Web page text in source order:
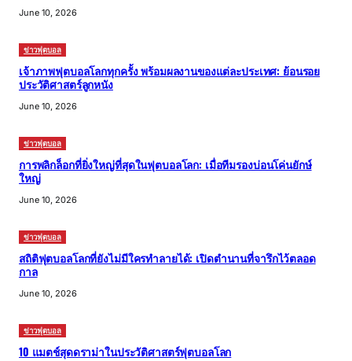
June 10, 2026
ข่าวฟุตบอล
เจ้าภาพฟุตบอลโลกทุกครั้ง พร้อมผลงานของแต่ละประเทศ: ย้อนรอย
ประวัติศาสตร์ลูกหนัง
June 10, 2026
ข่าวฟุตบอล
การพลิกล็อกที่ยิ่งใหญ่ที่สุดในฟุตบอลโลก: เมื่อทีมรองบ่อนโค่นยักษ์
ใหญ่
June 10, 2026
ข่าวฟุตบอล
สถิติฟุตบอลโลกที่ยังไม่มีใครทำลายได้: เปิดตำนานที่จารึกไว้ตลอด
กาล
June 10, 2026
ข่าวฟุตบอล
10 แมตช์สุดดราม่าในประวัติศาสตร์ฟุตบอลโลก